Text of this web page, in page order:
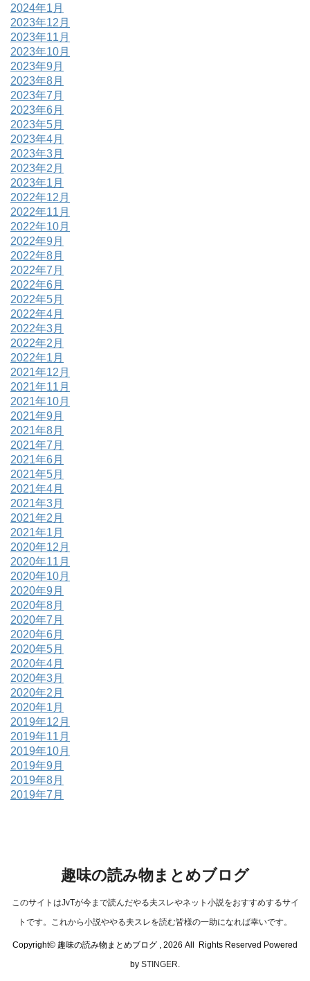
2024年1月
2023年12月
2023年11月
2023年10月
2023年9月
2023年8月
2023年7月
2023年6月
2023年5月
2023年4月
2023年3月
2023年2月
2023年1月
2022年12月
2022年11月
2022年10月
2022年9月
2022年8月
2022年7月
2022年6月
2022年5月
2022年4月
2022年3月
2022年2月
2022年1月
2021年12月
2021年11月
2021年10月
2021年9月
2021年8月
2021年7月
2021年6月
2021年5月
2021年4月
2021年3月
2021年2月
2021年1月
2020年12月
2020年11月
2020年10月
2020年9月
2020年8月
2020年7月
2020年6月
2020年5月
2020年4月
2020年3月
2020年2月
2020年1月
2019年12月
2019年11月
2019年10月
2019年9月
2019年8月
2019年7月
趣味の読み物まとめブログ
このサイトはJvTが今まで読んだやる夫スレやネット小説をおすすめするサイ
トです。これから小説ややる夫スレを読む皆様の一助になれば幸いです。
Copyright© 趣味の読み物まとめブログ , 2026 All Rights Reserved Powered
by STINGER